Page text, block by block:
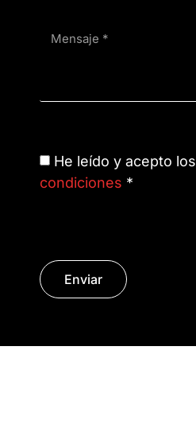
He leído y acepto los
condiciones *
Enviar